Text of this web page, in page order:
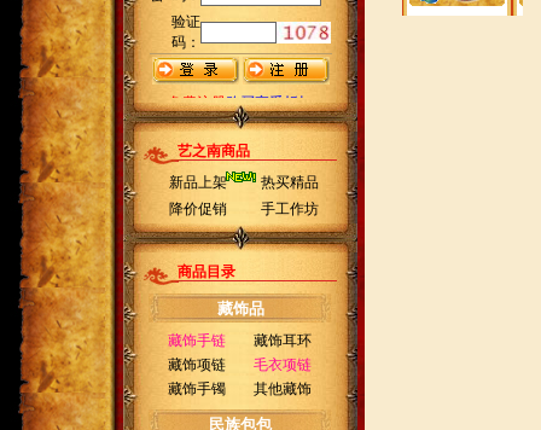
艺之南商品
新品上架
热买精品
降价促销
手工作坊
商品目录
藏饰品
藏饰手链
藏饰耳环
藏饰项链
毛衣项链
藏饰手镯
其他藏饰
民族包包